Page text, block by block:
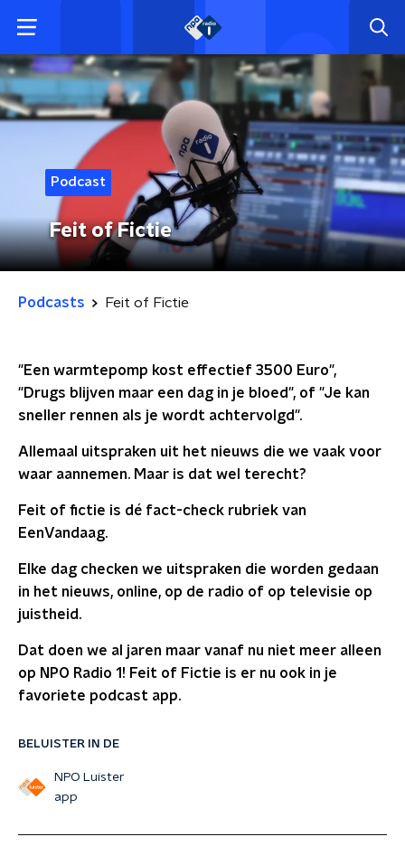
Podcast
Feit of Fictie
Podcasts Feit of Fictie
"Een warmtepomp kost effectief 3500 Euro",
"Drugs blijven maar een dag in je bloed", of "Je kan
sneller rennen als je wordt achtervolgd".
Allemaal uitspraken uit het nieuws die we vaak voor
waar aannemen. Maar is dat wel terecht?
Feit of fictie is dé fact-check rubriek van
EenVandaag.
Elke dag checken we uitspraken die worden gedaan
in het nieuws, online, op de radio of op televisie op
juistheid.
Dat doen we al jaren maar vanaf nu niet meer alleen
op NPO Radio 1! Feit of Fictie is er nu ook in je
favoriete podcast app.
BELUISTER IN DE
NPO Luister
app